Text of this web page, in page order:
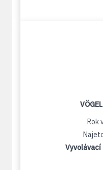
Rok
Vyvolávací